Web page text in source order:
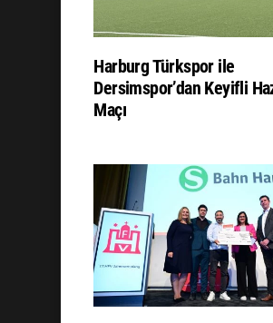
Harburg Türkspor ile
Dersimspor’dan Keyifli
Maçı